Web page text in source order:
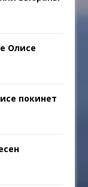
Олисе
покинет